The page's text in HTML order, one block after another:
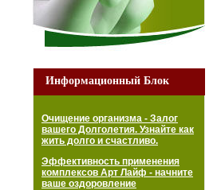
Информационный Блок
Очищение организма - Залог
вашего Долголетия. Узнайте как
жить долго и счастливо.
Эффективность применения
комплексов Арт Лайф - начните
ваше оздоровление